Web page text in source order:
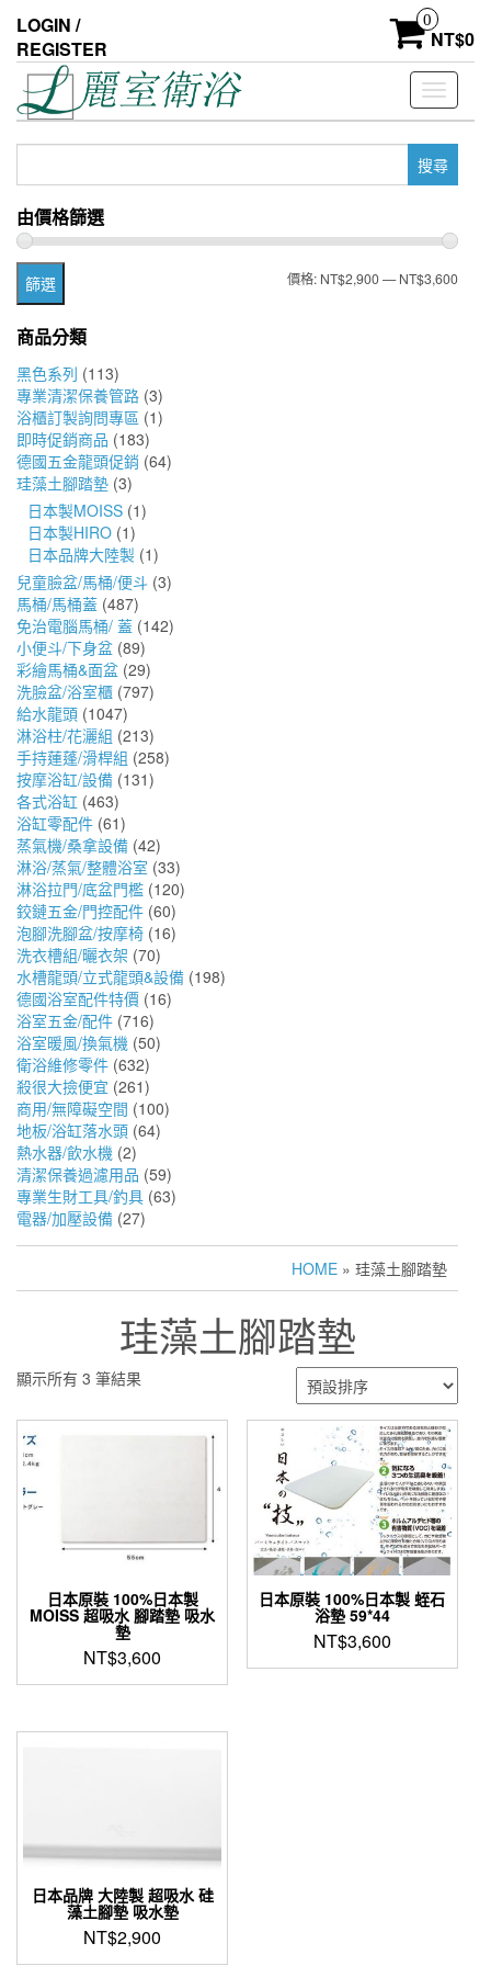
the
content
LOGIN /
REGISTER
0
NT$0
Toggle
鍵
字:
由價格篩選
最最
篩選 價格: NT$2,900—NT$3,600
商品分類
黑色系列 (113)
專業清潔保養管路 (3)
浴櫃訂製詢問專區 (1)
即時促銷商品 (183)
德國五金龍頭促銷 (64)
珪藻土腳踏墊 (3)
日本製MOISS (1)
日本製HIRO (1)
日本品牌大陸製 (1)
兒童臉盆/馬桶/便斗 (3)
馬桶/馬桶蓋 (487)
免治電腦馬桶/ 蓋 (142)
小便斗/下身盆 (89)
彩繪馬桶&面盆 (29)
洗臉盆/浴室櫃 (797)
給水龍頭 (1047)
淋浴柱/花灑組 (213)
手持蓮蓬/滑桿組 (258)
按摩浴缸/設備 (131)
各式浴缸 (463)
浴缸零配件 (61)
蒸氣機/桑拿設備 (42)
淋浴/蒸氣/整體浴室 (33)
淋浴拉門/底盆門檻 (120)
鉸鏈五金/門控配件 (60)
泡腳洗腳盆/按摩椅 (16)
洗衣槽組/曬衣架 (70)
水槽龍頭/立式龍頭&設備 (198)
德國浴室配件特價 (16)
浴室五金/配件 (716)
浴室暖風/換氣機 (50)
衛浴維修零件 (632)
殺很大撿便宜 (261)
商用/無障礙空間 (100)
地板/浴缸落水頭 (64)
熱水器/飲水機 (2)
清潔保養過濾用品 (59)
專業生財工具/釣具 (63)
電器/加壓設備 (27)
HOME » 珪藻土腳踏墊
珪藻土腳踏墊
顯示所有 3 筆結果
日本原裝 100%日本製
MOISS 超吸水 腳踏墊 吸水
墊
NT$3,600
日本原裝 100%日本製 蛭石
浴墊 59*44
NT$3,600
日本品牌 大陸製 超吸水 硅
藻土腳墊 吸水墊
NT$2,900